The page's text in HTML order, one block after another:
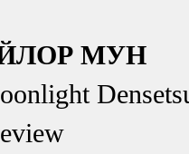
МУН